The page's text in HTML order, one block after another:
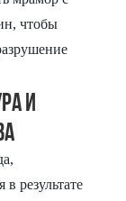
чтобы
и
в результате